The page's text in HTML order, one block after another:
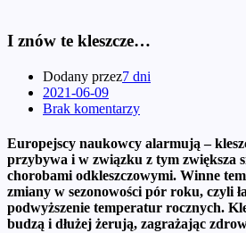
I znów te kleszcze…
Dodany przez7 dni
2021-06-09
Brak komentarzy
Europejscy naukowcy alarmują –
przybywa i w związku z tym zwiększa
chorobami odkleszczowymi. Winne
zmiany w sezonowości pór roku, czyli
podwyższenie temperatur rocznych.
budzą i dłużej żerują, zagrażając